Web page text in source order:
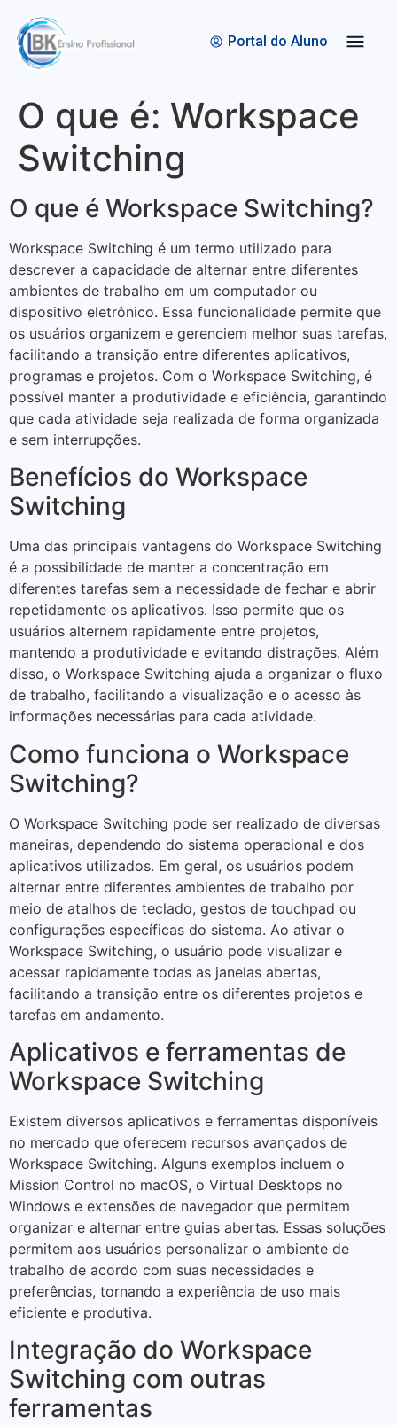
Portal do Aluno
O que é: Workspace
Switching
O que é Workspace Switching?
Workspace Switching é um termo utilizado para
descrever a capacidade de alternar entre diferentes
ambientes de trabalho em um computador ou
dispositivo eletrônico. Essa funcionalidade permite que
os usuários organizem e gerenciem melhor suas tarefas,
facilitando a transição entre diferentes aplicativos,
programas e projetos. Com o Workspace Switching, é
possível manter a produtividade e eficiência, garantindo
que cada atividade seja realizada de forma organizada
e sem interrupções.
Benefícios do Workspace
Switching
Uma das principais vantagens do Workspace Switching
é a possibilidade de manter a concentração em
diferentes tarefas sem a necessidade de fechar e abrir
repetidamente os aplicativos. Isso permite que os
usuários alternem rapidamente entre projetos,
mantendo a produtividade e evitando distrações. Além
disso, o Workspace Switching ajuda a organizar o fluxo
de trabalho, facilitando a visualização e o acesso às
informações necessárias para cada atividade.
Como funciona o Workspace
Switching?
O Workspace Switching pode ser realizado de diversas
maneiras, dependendo do sistema operacional e dos
aplicativos utilizados. Em geral, os usuários podem
alternar entre diferentes ambientes de trabalho por
meio de atalhos de teclado, gestos de touchpad ou
configurações específicas do sistema. Ao ativar o
Workspace Switching, o usuário pode visualizar e
acessar rapidamente todas as janelas abertas,
facilitando a transição entre os diferentes projetos e
tarefas em andamento.
Aplicativos e ferramentas de
Workspace Switching
Existem diversos aplicativos e ferramentas disponíveis
no mercado que oferecem recursos avançados de
Workspace Switching. Alguns exemplos incluem o
Mission Control no macOS, o Virtual Desktops no
Windows e extensões de navegador que permitem
organizar e alternar entre guias abertas. Essas soluções
permitem aos usuários personalizar o ambiente de
trabalho de acordo com suas necessidades e
preferências, tornando a experiência de uso mais
eficiente e produtiva.
Integração do Workspace
Switching com outras
ferramentas